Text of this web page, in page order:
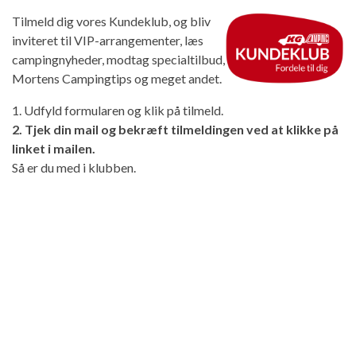
Tilmeld dig vores Kundeklub, og bliv
inviteret til VIP-arrangementer, læs
campingnyheder, modtag specialtilbud,
Mortens Campingtips og meget andet.
1. Udfyld formularen og klik på tilmeld.
2. Tjek din mail og bekræft tilmeldingen ved at klikke på
linket i mailen.
Så er du med i klubben.